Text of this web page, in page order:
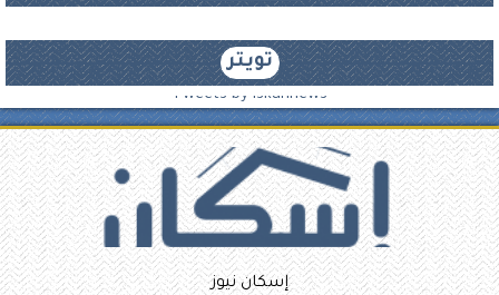
تويتر
Tweets by iskannews
إسكان نيوز